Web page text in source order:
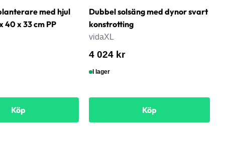
med hjul
40 x 33 cm PP
Köp
Dubbel solsäng med dynor svart
konstrotting
vidaXL
4 024 kr
I lager
Köp